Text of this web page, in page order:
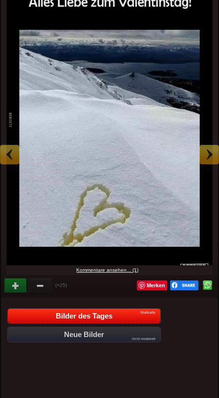
Kommentare ansehen... (1)
(+25) Merken
Bilder des Tages Startseite
Neue Bilder
nicht moderiert